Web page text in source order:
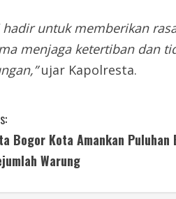
hadir untuk memberikan
menjaga ketertiban dan
ujar Kapolresta.
Bogor Kota Amankan
Warung